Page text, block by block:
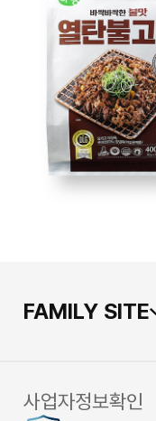
FAMILY SITE
사업자정보확인